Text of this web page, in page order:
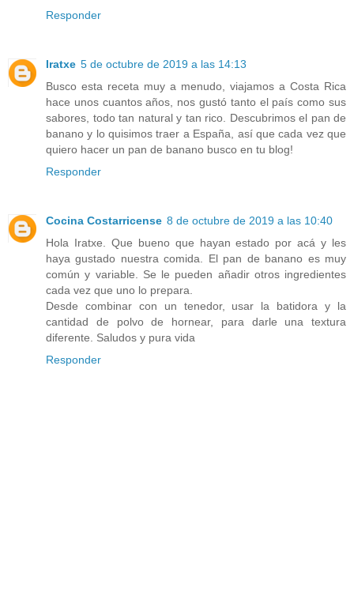
Responder
Iratxe 5 de octubre de 2019 a las 14:13
Busco esta receta muy a menudo, viajamos a Costa Rica
hace unos cuantos años, nos gustó tanto el país como sus
sabores, todo tan natural y tan rico. Descubrimos el pan de
banano y lo quisimos traer a España, así que cada vez que
quiero hacer un pan de banano busco en tu blog!
Responder
Cocina Costarricense 8 de octubre de 2019 a las 10:40
Hola Iratxe. Que bueno que hayan estado por acá y les
haya gustado nuestra comida. El pan de banano es muy
común y variable. Se le pueden añadir otros ingredientes
cada vez que uno lo prepara.
Desde combinar con un tenedor, usar la batidora y la
cantidad de polvo de hornear, para darle una textura
diferente. Saludos y pura vida
Responder